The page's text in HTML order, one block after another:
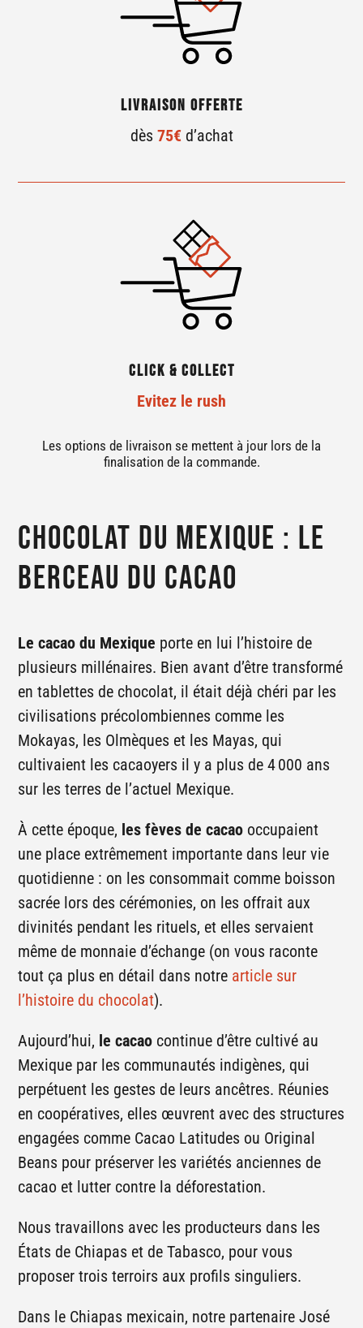
Livraison offerte
dès 75€d’achat
Click & Collect
Evitez le rush
Les options de livraison se mettent à jour lors de la
finalisation de la commande.
Chocolat du Mexique : le
berceau du cacao
Le cacao du Mexique porte en lui l’histoire de
plusieurs millénaires. Bien avant d’être transformé
en tablettes de chocolat, il était déjà chéri par les
civilisations précolombiennes comme les
Mokayas, les Olmèques et les Mayas, qui
cultivaient les cacaoyers il y a plus de 4 000 ans
sur les terres de l’actuel Mexique.
À cette époque, les fèves de cacao occupaient
une place extrêmement importante dans leur vie
quotidienne : on les consommait comme boisson
sacrée lors des cérémonies, on les offrait aux
divinités pendant les rituels, et elles servaient
même de monnaie d’échange (on vous raconte
tout ça plus en détail dans notre article sur
l’histoire du chocolat).
Aujourd’hui, le cacao continue d’être cultivé au
Mexique par les communautés indigènes, qui
perpétuent les gestes de leurs ancêtres. Réunies
en coopératives, elles œuvrent avec des structures
engagées comme Cacao Latitudes ou Original
Beans pour préserver les variétés anciennes de
cacao et lutter contre la déforestation.
Nous travaillons avec les producteurs dans les
États de Chiapas et de Tabasco, pour vous
proposer trois terroirs aux profils singuliers.
Dans le Chiapas mexicain, notre partenaire José